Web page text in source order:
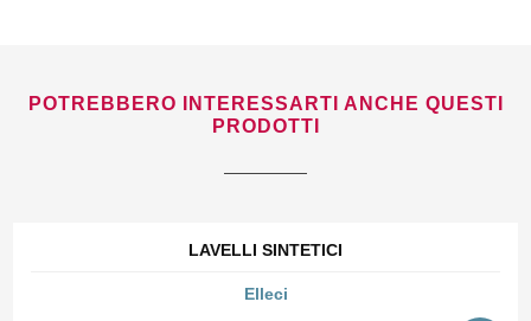
POTREBBERO INTERESSARTI ANCHE QUESTI
PRODOTTI
LAVELLI SINTETICI
Elleci